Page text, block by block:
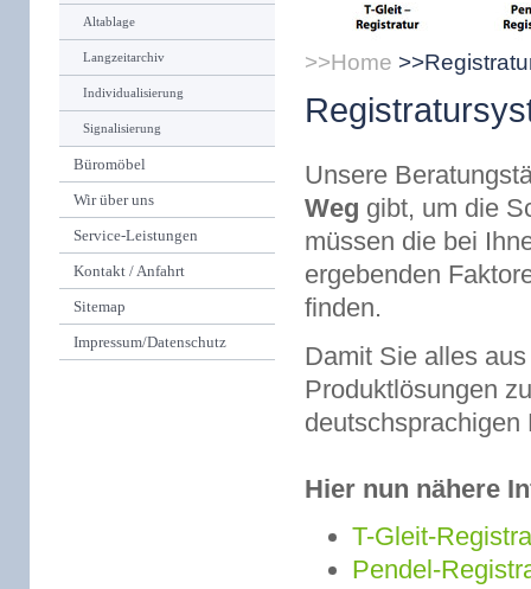
Altablage
Langzeitarchiv
Individualisierung
Signalisierung
Büromöbel
Wir über uns
Service-Leistungen
Kontakt / Anfahrt
Sitemap
Impressum/Datenschutz
Home
Unsere
Weg gibt, um die
müssen die bei
ergebenden
finden.
Damit Sie alles
Produktlösungen
Hier nun nähere
T-Gleit-
Pendel-